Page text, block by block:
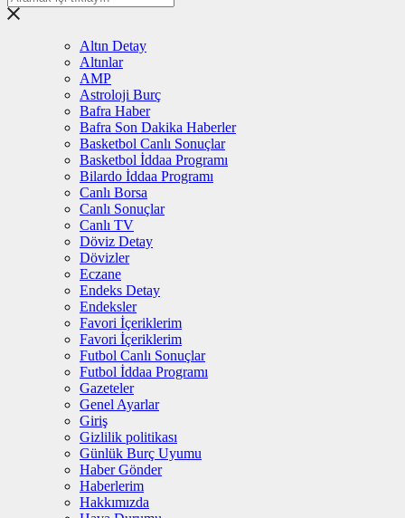
Altın Detay
Altınlar
AMP
Astroloji Burç
Bafra Haber
Bafra Son Dakika Haberler
Basketbol Canlı Sonuçlar
Basketbol İddaa Programı
Bilardo İddaa Programı
Canlı Borsa
Canlı Sonuçlar
Canlı TV
Döviz Detay
Dövizler
Eczane
Endeks Detay
Endeksler
Favori İçeriklerim
Favori İçeriklerim
Futbol Canlı Sonuçlar
Futbol İddaa Programı
Gazeteler
Genel Ayarlar
Giriş
Gizlilik politikası
Günlük Burç Uyumu
Haber Gönder
Haberlerim
Hakkımızda